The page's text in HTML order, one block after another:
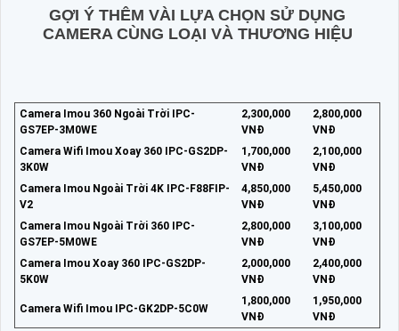
GỢI Ý THÊM VÀI LỰA CHỌN SỬ DỤNG
CAMERA CÙNG LOẠI VÀ THƯƠNG HIỆU
Camera Imou 360 Ngoài Trời IPC-
GS7EP-3M0WE
2,300,000
VNĐ
2,800,000
VNĐ
Camera Wifi Imou Xoay 360 IPC-GS2DP-
3K0W
1,700,000
VNĐ
2,100,000
VNĐ
Camera Imou Ngoài Trời 4K IPC-F88FIP-
V2
4,850,000
VNĐ
5,450,000
VNĐ
Camera Imou Ngoài Trời 360 IPC-
GS7EP-5M0WE
2,800,000
VNĐ
3,100,000
VNĐ
Camera Imou Xoay 360 IPC-GS2DP-
5K0W
2,000,000
VNĐ
2,400,000
VNĐ
Camera Wifi Imou IPC-GK2DP-5C0W
1,800,000
VNĐ
1,950,000
VNĐ